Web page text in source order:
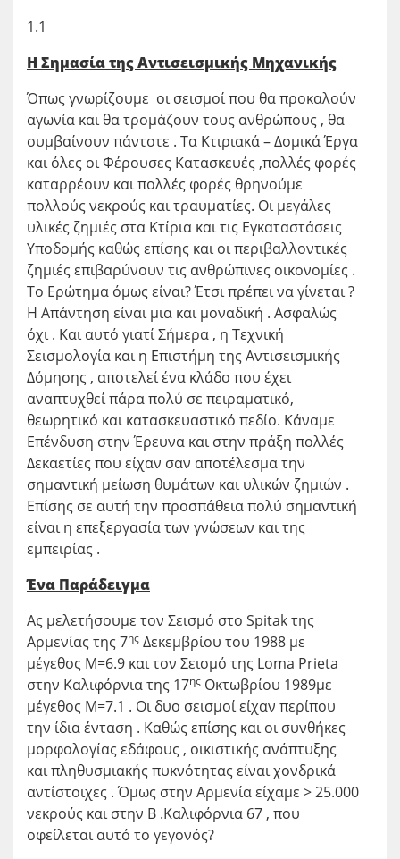
1.1
Η Σημασία της Αντισεισμικής Μηχανικής
Όπως γνωρίζουμε οι σεισμοί που θα προκαλούν
αγωνία και θα τρομάζουν τους ανθρώπους , θα
συμβαίνουν πάντοτε . Τα Κτιριακά – Δομικά Έργα
και όλες οι Φέρουσες Κατασκευές ,πολλές φορές
καταρρέουν και πολλές φορές θρηνούμε
πολλούς νεκρούς και τραυματίες. Οι μεγάλες
υλικές ζημιές στα Κτίρια και τις Εγκαταστάσεις
Υποδομής καθώς επίσης και οι περιβαλλοντικές
ζημιές επιβαρύνουν τις ανθρώπινες οικονομίες .
Το Ερώτημα όμως είναι? Έτσι πρέπει να γίνεται ?
Η Απάντηση είναι μια και μοναδική . Ασφαλώς
όχι . Και αυτό γιατί Σήμερα , η Τεχνική
Σεισμολογία και η Επιστήμη της Αντισεισμικής
Δόμησης , αποτελεί ένα κλάδο που έχει
αναπτυχθεί πάρα πολύ σε πειραματικό,
θεωρητικό και κατασκευαστικό πεδίο. Κάναμε
Επένδυση στην Έρευνα και στην πράξη πολλές
Δεκαετίες που είχαν σαν αποτέλεσμα την
σημαντική μείωση θυμάτων και υλικών ζημιών .
Επίσης σε αυτή την προσπάθεια πολύ σημαντική
είναι η επεξεργασία των γνώσεων και της
εμπειρίας .
Ένα Παράδειγμα
Ας μελετήσουμε τον Σεισμό στο Spitak της
Αρμενίας της 7ης Δεκεμβρίου του 1988 με
μέγεθος Μ=6.9 και τον Σεισμό της Loma Prieta
στην Καλιφόρνια της 17ης Οκτωβρίου 1989με
μέγεθος Μ=7.1 . Οι δυο σεισμοί είχαν περίπου
την ίδια ένταση . Καθώς επίσης και οι συνθήκες
μορφολογίας εδάφους , οικιστικής ανάπτυξης
και πληθυσμιακής πυκνότητας είναι χονδρικά
αντίστοιχες . Όμως στην Αρμενία είχαμε > 25.000
νεκρούς και στην Β .Καλιφόρνια 67 , που
οφείλεται αυτό το γεγονός?